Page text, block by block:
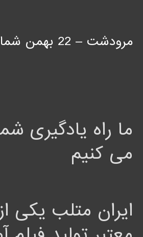
مرودشت – 22 بهمن شمالی
ما راه یادگیری
می کنیم
ایران متلب یکی